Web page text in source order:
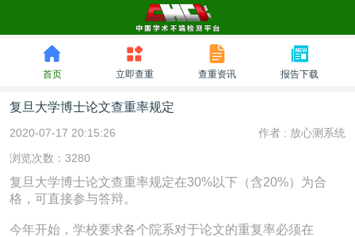
首页 立即查重 查重资讯 报告下载
复旦大学博士论文查重率规定
2020-07-17 20:15:26 作者 : 放心测系统
浏览次数：3280
复旦大学博士论文查重率规定在30%以下（含20%）为合
格，可直接参与答辩。
今年开始，学校要求各个院系对于论文的重复率必须在